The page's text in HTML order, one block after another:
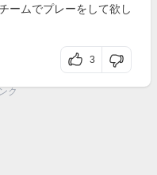
ームでプレーをして欲し
3
ク